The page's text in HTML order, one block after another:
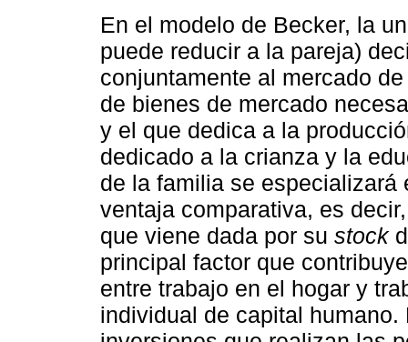
En el modelo de Becker, la
puede reducir a la pareja)
conjuntamente al mercado
de bienes de mercado
y el que dedica a la
dedicado a la crianza y la
de la familia se especializará
ventaja comparativa, es
que viene dada por su stock
principal factor que
entre trabajo en el hogar y
individual de capital